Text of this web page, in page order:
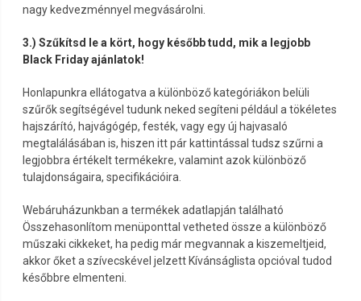
nagy kedvezménnyel megvásárolni.
3.) Szűkítsd le a kört, hogy később tudd, mik a legjobb
Black Friday ajánlatok!
Honlapunkra ellátogatva a különböző kategóriákon belüli
szűrők segítségével tudunk neked segíteni például a tökéletes
hajszárító, hajvágógép, festék, vagy egy új hajvasaló
megtalálásában is, hiszen itt pár kattintással tudsz szűrni a
legjobbra értékelt termékekre, valamint azok különböző
tulajdonságaira, specifikációira.
Webáruházunkban a termékek adatlapján található
Összehasonlítom menüponttal vetheted össze a különböző
műszaki cikkeket, ha pedig már megvannak a kiszemeltjeid,
akkor őket a szívecskével jelzett Kívánságlista opcióval tudod
későbbre elmenteni.